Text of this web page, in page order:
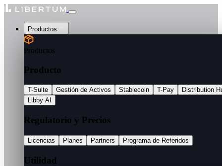
Productos
Productos
Producto
T-Suite Gestión de Activos Stablecoin T-Pay
Distribution
Libby AI
Regulatorio y Precios
Licencias Planes Partners Programa de Referidos
Utilidad